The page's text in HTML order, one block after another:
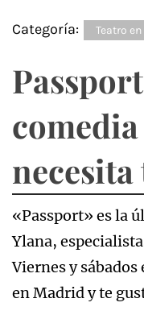
Categoría: Teatro
«Passport» es la
Ylana,
Viernes y sábados
en Madrid y te